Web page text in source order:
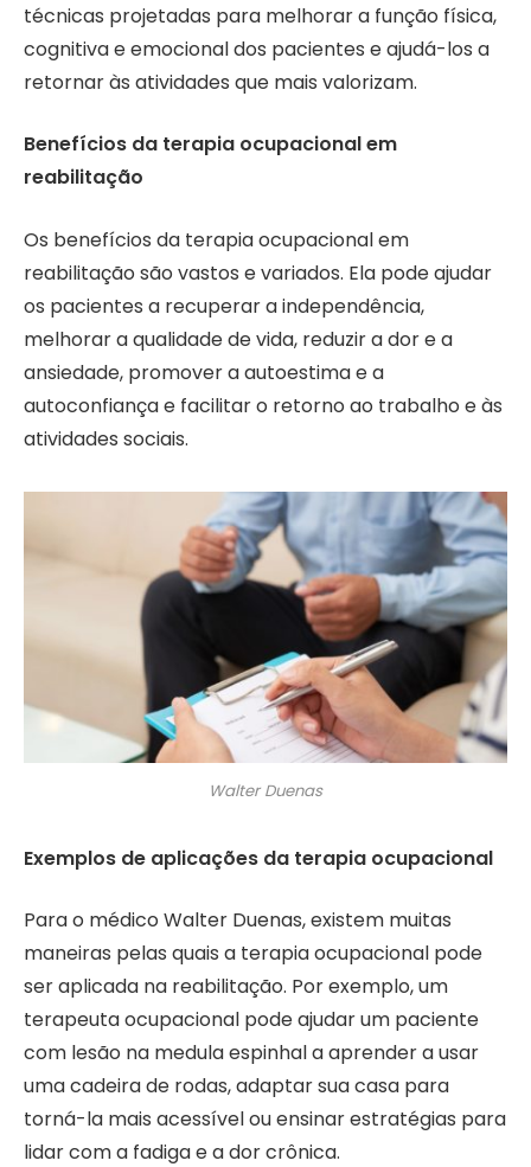
técnicas projetadas para melhorar a função física,
cognitiva e emocional dos pacientes e ajudá-los a
retornar às atividades que mais valorizam.
Benefícios da terapia ocupacional em
reabilitação
Os benefícios da terapia ocupacional em
reabilitação são vastos e variados. Ela pode ajudar
os pacientes a recuperar a independência,
melhorar a qualidade de vida, reduzir a dor e a
ansiedade, promover a autoestima e a
autoconfiança e facilitar o retorno ao trabalho e às
atividades sociais.
Walter Duenas
Exemplos de aplicações da terapia ocupacional
Para o médico Walter Duenas, existem muitas
maneiras pelas quais a terapia ocupacional pode
ser aplicada na reabilitação. Por exemplo, um
terapeuta ocupacional pode ajudar um paciente
com lesão na medula espinhal a aprender a usar
uma cadeira de rodas, adaptar sua casa para
torná-la mais acessível ou ensinar estratégias para
lidar com a fadiga e a dor crônica.